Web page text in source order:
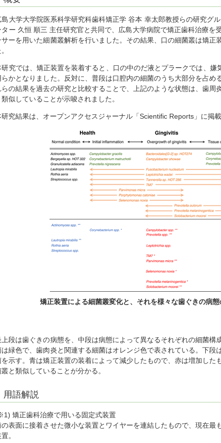
島大学大学院医系科学研究科歯科矯正学 谷本 幸太郎教授らの研究グ
ター 久恒 順三 主任研究官と共同で、広島大学病院で矯正歯科治療を
サーを用いた細菌叢解析を行いました。その結果、口の細菌叢は矯正
研究では、矯正装置を装着すると、口の中のだ液とプラークでは、嫌
らかとなりました。反対に、普段は口腔内の細菌のうち大部分を占め
らの結果を過去の研究と比較することで、上記のような状態は、歯周
類似していることが示唆されました。
研究結果は、オープンアクセスジャーナル「Scientific Reports」に掲
矯正装置による細菌叢変化と、それを様々な歯ぐきの病
上段は歯ぐきの病態を、中段は病態によって異なるそれぞれの細菌構
は緑色で、歯肉炎と関連する細菌はオレンジ色で表されている。下段
を示す。青は矯正装置の装着によって減少したもので、赤は増加した
叢と類似していることが分かる。
用語解説
矯正歯科治療で用いる固定式装置
の表面に接着させた微小な装置とワイヤーを連結したもので、現在最
。